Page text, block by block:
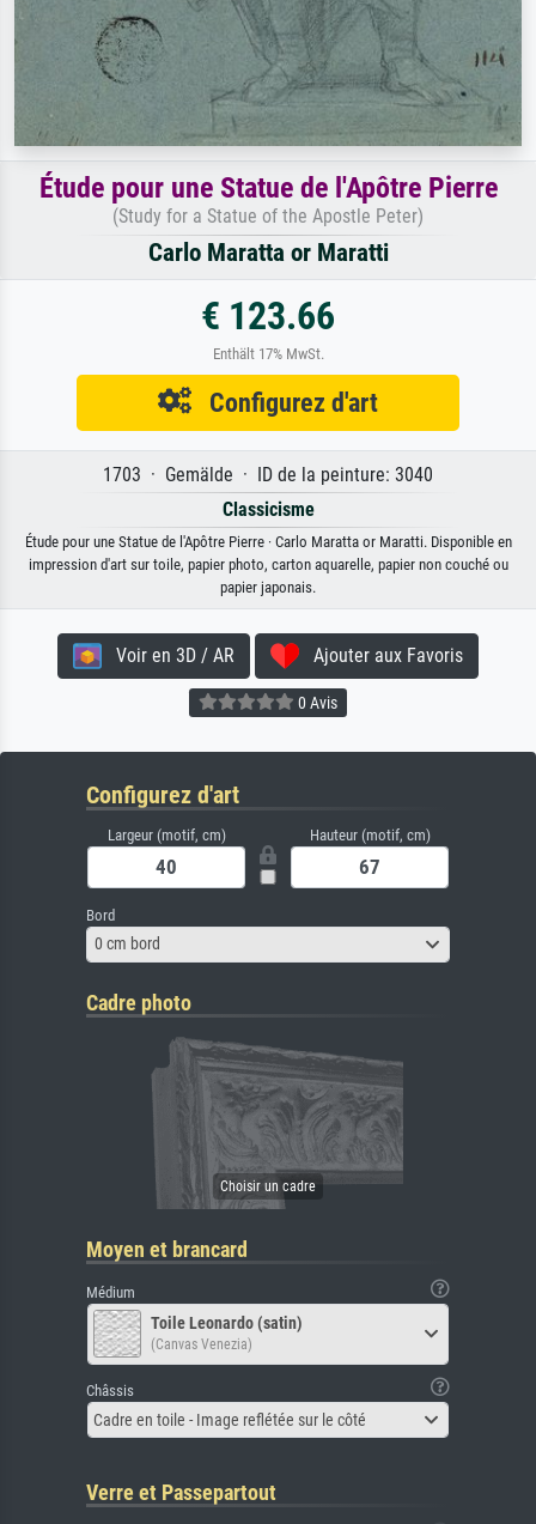
Étude pour une Statue de l'Apôtre Pierre
(Study for a Statue of the Apostle Peter)
Carlo Maratta or Maratti
€ 123.66
Enthält 17% MwSt.
Configurez d'art
1703 · Gemälde · ID de la peinture: 3040
Classicisme
Étude pour une Statue de l'Apôtre Pierre · Carlo Maratta or Maratti. Disponible en
impression d'art sur toile, papier photo, carton aquarelle, papier non couché ou
papier japonais.
Voir en 3D / AR Ajouter aux Favoris
0 Avis
Configurez d'art
Largeur (motif, cm) Hauteur (motif, cm)
Bord
0 cm bord
Cadre photo
Moyen et brancard
Médium
Toile Leonardo (satin)
(Canvas Venezia)
Châssis
Cadre en toile - Image reflétée sur le côté
Verre et Passepartout